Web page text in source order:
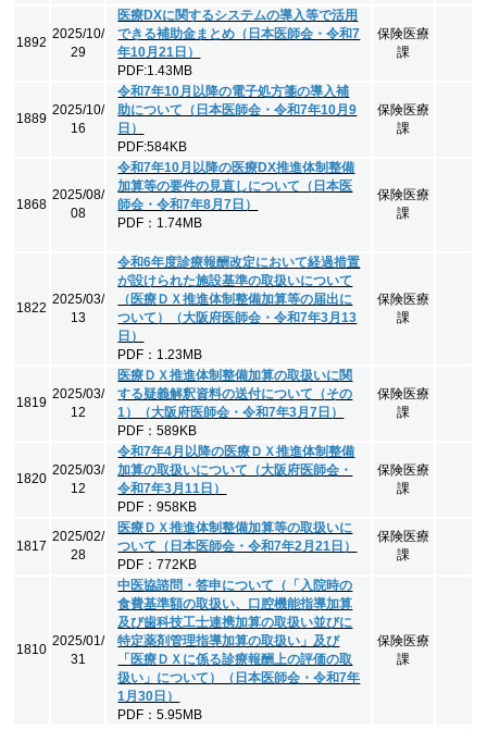
1892
2025/10/
29
医療DXに関するシステムの導入等で活用
できる補助金まとめ（日本医師会・令和7
年10月21日）
PDF:1.43MB
保険医療
課
1889
2025/10/
16
令和7年10月以降の電子処方箋の導入補
助について（日本医師会・令和7年10月9
日）
PDF:584KB
保険医療
課
1868
2025/08/
08
令和7年10月以降の医療DX推進体制整備
加算等の要件の見直しについて（日本医
師会・令和7年8月7日）
PDF：1.74MB
保険医療
課
1822
2025/03/
13
令和6年度診療報酬改定において経過措置
が設けられた施設基準の取扱いについて
（医療ＤＸ推進体制整備加算等の届出に
ついて）（大阪府医師会・令和7年3月13
日）
PDF：1.23MB
保険医療
課
1819
2025/03/
12
医療ＤＸ推進体制整備加算の取扱いに関
する疑義解釈資料の送付について（その
1）（大阪府医師会・令和7年3月7日）
PDF：589KB
保険医療
課
1820
2025/03/
12
令和7年4月以降の医療ＤＸ推進体制整備
加算の取扱いについて（大阪府医師会・
令和7年3月11日）
PDF：958KB
保険医療
課
1817
2025/02/
28
医療ＤＸ推進体制整備加算等の取扱いに
ついて（日本医師会・令和7年2月21日）
PDF：772KB
保険医療
課
1810
2025/01/
31
中医協諮問・答申について（「入院時の
食費基準額の取扱い、口腔機能指導加算
及び歯科技工士連携加算の取扱い並びに
特定薬剤管理指導加算の取扱い」及び
「医療ＤＸに係る診療報酬上の評価の取
扱い」について）（日本医師会・令和7年
1月30日）
PDF：5.95MB
保険医療
課